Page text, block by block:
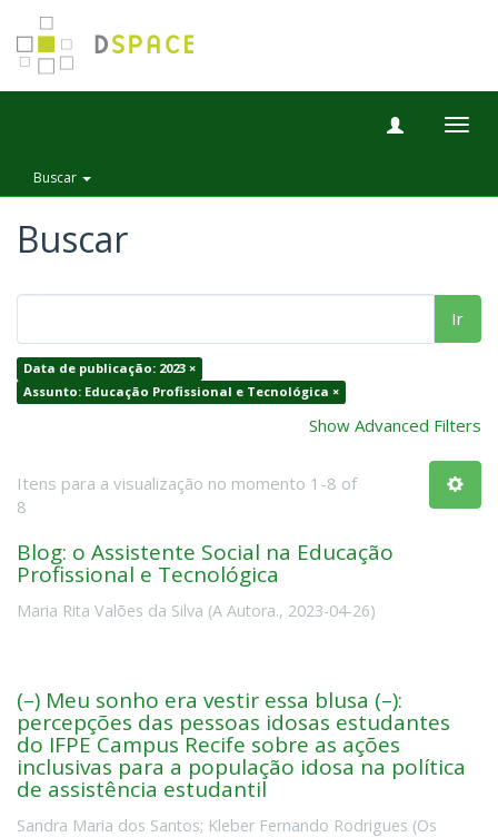
Buscar
Buscar
Ir
Data de publicação: 2023 ×
Assunto: Educação Profissional e Tecnológica ×
Show Advanced Filters
Itens para a visualização no momento 1-8 of
8
Blog: o Assistente Social na Educação
Profissional e Tecnológica
Maria Rita Valões da Silva (A Autora., 2023-04-26)
(–) Meu sonho era vestir essa blusa (–):
percepções das pessoas idosas estudantes
do IFPE Campus Recife sobre as ações
inclusivas para a população idosa na política
de assistência estudantil
Sandra Maria dos Santos; Kleber Fernando Rodrigues (Os